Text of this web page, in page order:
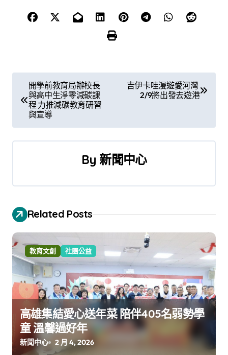
章
導
覽
開學前教育局辦校長
與高中生淨零減碳課
程 力推減碳教育研習
與宣導
吉伊卡哇漫遊愛河灣
2/9將出發去遊港
By 新聞中心
Related Posts
教育文創 社團公益
高雄集結愛心送年菜 陪伴405名弱勢學
童 溫馨過好年
新聞中心 2 月 4, 2026